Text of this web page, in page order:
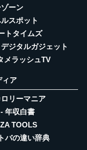
ーン
スポット
トタイムズ
ジタルガジェット
メラッシュTV
ィア
リーマニア
年収白書
TOOLS
バの違い辞典